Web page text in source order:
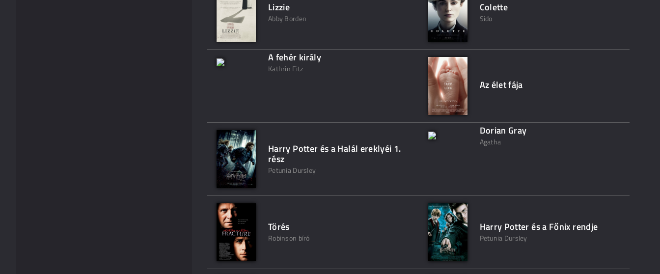
Lizzie
Abby Borden
Colette
Sido
A fehér király
Kathrin Fitz
Az élet fája
Harry Potter és a Halál ereklyéi 1.
rész
Petunia Dursley
Dorian Gray
Agatha
Törés
Robinson bíró
Harry Potter és a Főnix rendje
Petunia Dursley